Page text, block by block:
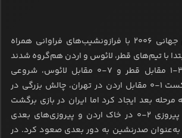
صعود ایران به جام جهانی ۲۰۰۶ با فرازونشیب‌های فراوانی همراه
با تیم‌های قطر، لائوس و اردن هم‌گروه شدند
و با بردهای قاطع ۳-۱ مقابل قطر و ۷-۰ مقابل لائوس، شروعی
قدرتمند داشتند. شکست ۱-۰ مقابل اردن در تهران، چالش بزرگی در
بعد ایجاد کرد اما ایران در بازی برگشت
ورق را برگرداند و با پیروزی ۲-۰ در خاک اردن و پیروزی‌های بعدی
به‌عنوان صدرنشین به دور بعدی صعود کرد. در